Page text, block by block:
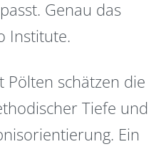
Genau das
Institute.
Pölten schätzen die
Tiefe und
Ein